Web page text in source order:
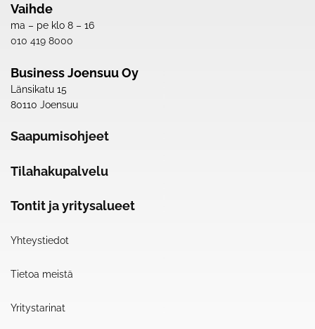
Vaihde
ma – pe klo 8 – 16
010 419 8000
Business Joensuu Oy
Länsikatu 15
80110 Joensuu
Saapumisohjeet
Tilahakupalvelu
Tontit ja yritysalueet
Yhteystiedot
Tietoa meistä
Yritystarinat